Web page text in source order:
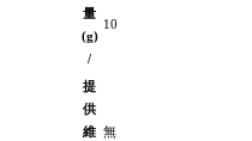
量
(g)
/
10
提
供
維 無